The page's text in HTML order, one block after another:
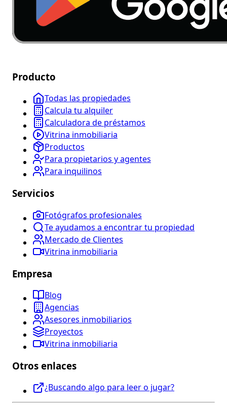
Producto
Todas las propiedades
Calcula tu alquiler
Calculadora de préstamos
Vitrina inmobiliaria
Productos
Para propietarios y agentes
Para inquilinos
Servicios
Fotógrafos profesionales
Te ayudamos a encontrar tu propiedad
Mercado de Clientes
Vitrina inmobiliaria
Empresa
Blog
Agencias
Asesores inmobiliarios
Proyectos
Vitrina inmobiliaria
Otros enlaces
¿Buscando algo para leer o jugar?